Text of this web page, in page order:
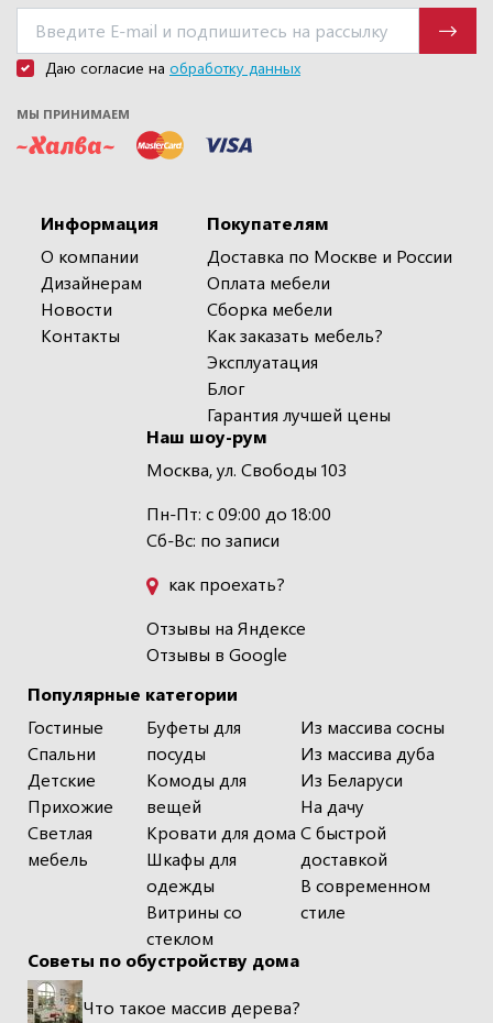
Даю согласие на обработку данных
МЫ ПРИНИМАЕМ
Информация
О компании
Дизайнерам
Новости
Контакты
Популярные категории
Гостиные
Спальни
Детские
Прихожие
Светлая
мебель
Буфеты для
посуды
Комоды для
вещей
Кровати для дома
Шкафы для
одежды
Витрины со
стеклом
Из массива сосны
Из массива дуба
Из Беларуси
На дачу
С быстрой
доставкой
В современном
стиле
Покупателям
Доставка по Москве и России
Оплата мебели
Сборка мебели
Как заказать мебель?
Эксплуатация
Блог
Гарантия лучшей цены
Наш шоу-рум
Москва, ул. Свободы 103
Пн-Пт: с 09:00 до 18:00
Сб-Вс: по записи
как проехать?
Отзывы на Яндексе
Отзывы в Google
Советы по обустройству дома
Что такое массив дерева?